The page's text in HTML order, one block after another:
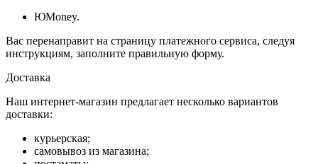
ЮMoney.
Вас перенаправит на страницу платежного сервиса, следуя
инструкциям, заполните правильную форму.
Доставка
Наш интернет-магазин предлагает несколько вариантов
доставки:
курьерская;
самовывоз из магазина;